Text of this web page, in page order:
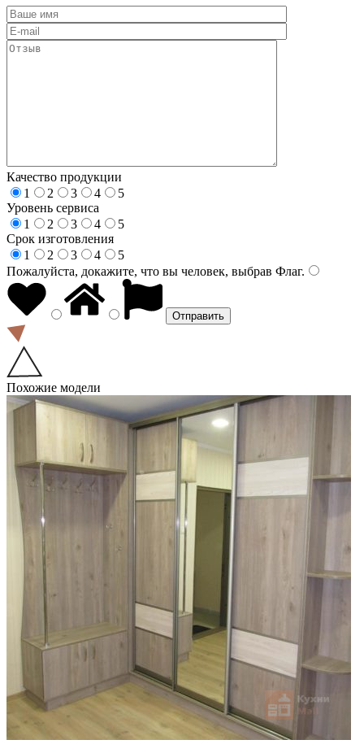
Качество продукции
1
2 3 4
5
Уровень сервиса
1
2 3 4
5
Срок изготовления
1
2 3 4
5
Пожалуйста, докажите, что вы человек, выбрав Флаг.
Похожие модели